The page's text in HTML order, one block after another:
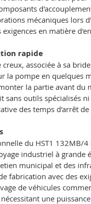
mécaniques lors
en matière
rapide
creux, associée à sa
la pompe en quelques
la partie avant du
sans outils spécialisés
des temps d'arrêt
du HST1 132MB/
industriel à grande
municipal et des
fabrication avec des
de véhicules
une